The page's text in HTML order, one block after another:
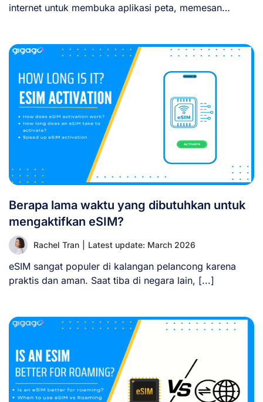
internet untuk membuka aplikasi peta, memesan
Berapa lama waktu yang dibutuhkan untuk
mengaktifkan eSIM?
Rachel Tran Latest update: March 2026
eSIM sangat populer di kalangan pelancong karena
praktis dan aman. Saat tiba di negara lain, [...]